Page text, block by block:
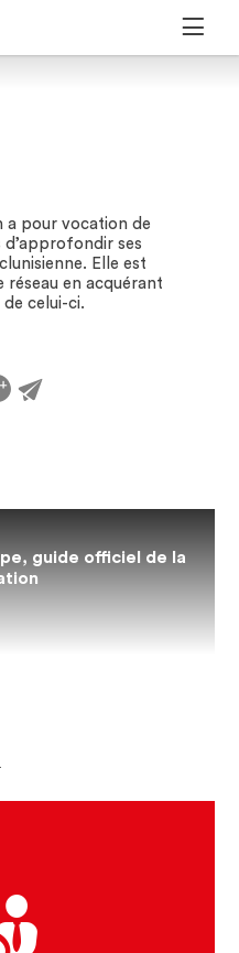
a pour vocation de
ses
Elle est
réseau en acquérant
de celui-ci.
@
guide officiel de la
?